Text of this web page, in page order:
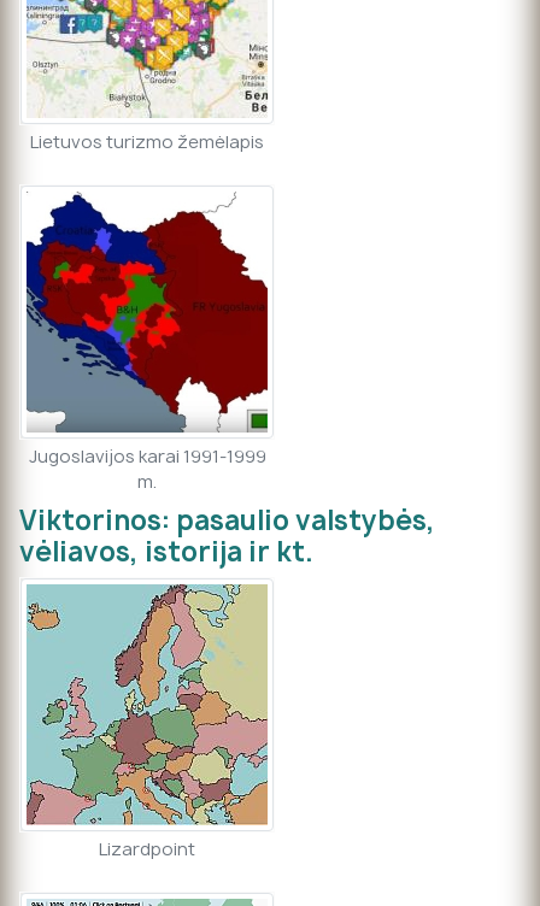
Lietuvos turizmo žemėlapis
Jugoslavijos karai 1991-1999
m.
Viktorinos: pasaulio valstybės,
vėliavos, istorija ir kt.
Lizardpoint